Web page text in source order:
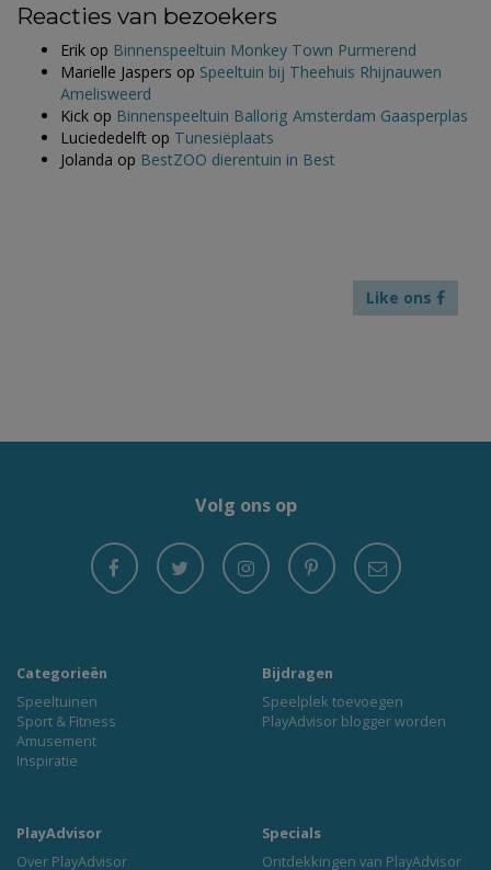
Reacties van bezoekers
Erik op Binnenspeeltuin Monkey Town Purmerend
Marielle Jaspers op Speeltuin bij Theehuis Rhijnauwen
Amelisweerd
Kick op Binnenspeeltuin Ballorig Amsterdam Gaasperplas
Luciededelft op Tunesiëplaats
Jolanda op BestZOO dierentuin in Best
Like ons
Volg ons op
Categorieën
Speeltuinen
Sport & Fitness
Amusement
Inspiratie
Bijdragen
Speelplek toevoegen
PlayAdvisor blogger worden
PlayAdvisor
Over PlayAdvisor
Specials
Ontdekkingen van PlayAdvisor